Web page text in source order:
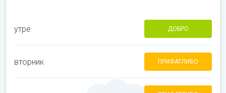
утре ДОБРО
вторник ПРИФАТЛИВО